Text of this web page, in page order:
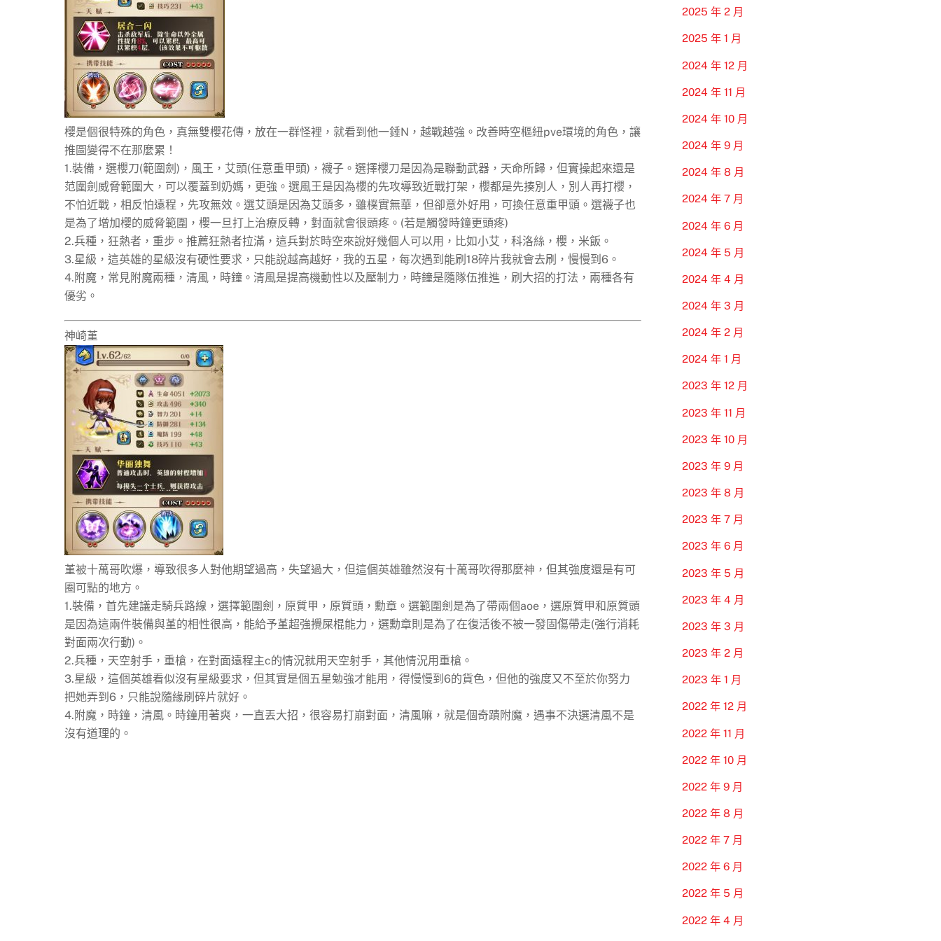
櫻是個很特殊的角色，真無雙櫻花傳，放在一群怪裡，就看到他一錘N，越戰越強。改善時空樞紐pve環境的角色，讓
推圖變得不在那麼累！
1.裝備，選櫻刀(範圍劍)，風王，艾頭(任意重甲頭)，襪子。選擇櫻刀是因為是聯動武器，天命所歸，但實操起來還是
范圍劍威脅範圍大，可以覆蓋到奶媽，更強。選風王是因為櫻的先攻導致近戰打架，櫻都是先揍別人，別人再打櫻，
不怕近戰，相反怕遠程，先攻無效。選艾頭是因為艾頭多，雖樸實無華，但卻意外好用，可換任意重甲頭。選襪子也
是為了增加櫻的威脅範圍，櫻一旦打上治療反轉，對面就會很頭疼。(若是觸發時鐘更頭疼)
2.兵種，狂熱者，重步。推薦狂熱者拉滿，這兵對於時空來說好幾個人可以用，比如小艾，科洛絲，櫻，米飯。
3.星級，這英雄的星級沒有硬性要求，只能說越高越好，我的五星，每次遇到能刷18碎片我就會去刷，慢慢到6。
4.附魔，常見附魔兩種，清風，時鐘。清風是提高機動性以及壓制力，時鐘是隨隊伍推進，刷大招的打法，兩種各有
優劣。
神崎堇
堇被十萬哥吹爆，導致很多人對他期望過高，失望過大，但這個英雄雖然沒有十萬哥吹得那麼神，但其強度還是有可
圈可點的地方。
1.裝備，首先建議走騎兵路線，選擇範圍劍，原質甲，原質頭，勳章。選範圍劍是為了帶兩個aoe，選原質甲和原質頭
是因為這兩件裝備與堇的相性很高，能給予堇超強攪屎棍能力，選勳章則是為了在復活後不被一發固傷帶走(強行消耗
對面兩次行動)。
2.兵種，天空射手，重槍，在對面遠程主c的情況就用天空射手，其他情況用重槍。
3.星級，這個英雄看似沒有星級要求，但其實是個五星勉強才能用，得慢慢到6的貨色，但他的強度又不至於你努力
把她弄到6，只能說隨緣刷碎片就好。
4.附魔，時鐘，清風。時鐘用著爽，一直丟大招，很容易打崩對面，清風嘛，就是個奇蹟附魔，遇事不決選清風不是
沒有道理的。
2025 年 2 月
2025 年 1 月
2024 年 12 月
2024 年 11 月
2024 年 10 月
2024 年 9 月
2024 年 8 月
2024 年 7 月
2024 年 6 月
2024 年 5 月
2024 年 4 月
2024 年 3 月
2024 年 2 月
2024 年 1 月
2023 年 12 月
2023 年 11 月
2023 年 10 月
2023 年 9 月
2023 年 8 月
2023 年 7 月
2023 年 6 月
2023 年 5 月
2023 年 4 月
2023 年 3 月
2023 年 2 月
2023 年 1 月
2022 年 12 月
2022 年 11 月
2022 年 10 月
2022 年 9 月
2022 年 8 月
2022 年 7 月
2022 年 6 月
2022 年 5 月
2022 年 4 月